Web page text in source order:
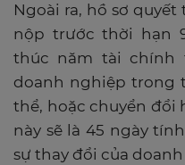
Ngoài ra, hồ sơ
nộp trước thời hạn
thúc năm tài chính
doanh nghiệp trong
thể, hoặc chuyển đổi
này sẽ là 45 ngày
sự thay đổi của